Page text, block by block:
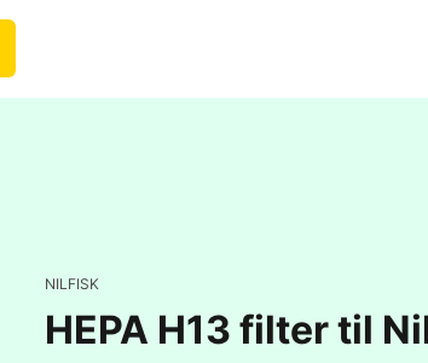
NILFISK
HEPA H13 filter til